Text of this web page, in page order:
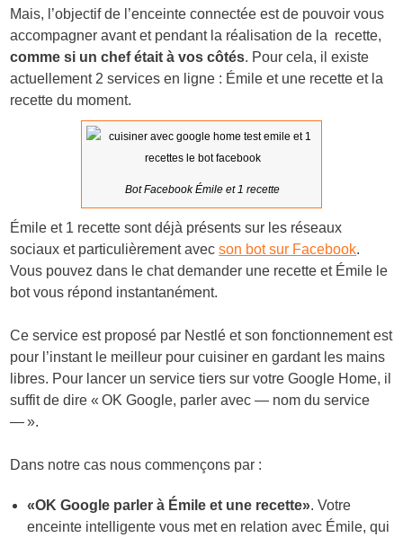
Mais, l’objectif de l’enceinte connectée est de pouvoir vous
accompagner avant et pendant la réalisation de la recette,
comme si un chef était à vos côtés. Pour cela, il existe
actuellement 2 services en ligne : Émile et une recette et la
recette du moment.
Bot Facebook Émile et 1 recette
Émile et 1 recette sont déjà présents sur les réseaux
sociaux et particulièrement avecson bot sur Facebook.
Vous pouvez dans le chat demander une recette et Émile le
bot vous répond instantanément.
Ce service est proposé par Nestlé et son fonctionnement est
pour l’instant le meilleur pour cuisiner en gardant les mains
libres. Pour lancer un service tiers sur votre Google Home, il
suffit de dire « OK Google, parler avec — nom du service
— ».
Dans notre cas nous commençons par :
«OK Google parler à Émile et une recette». Votre
enceinte intelligente vous met en relation avec Émile, qui